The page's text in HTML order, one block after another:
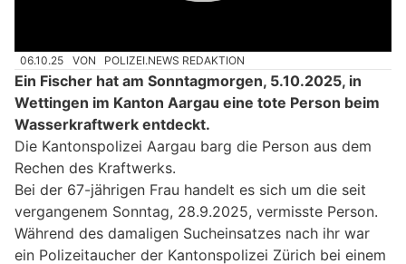
06.10.25 VON POLIZEI.NEWS REDAKTION
Ein Fischer hat am Sonntagmorgen, 5.10.2025, in
Wettingen im Kanton Aargau eine tote Person beim
Wasserkraftwerk entdeckt.
Die Kantonspolizei Aargau barg die Person aus dem
Rechen des Kraftwerks.
Bei der 67-jährigen Frau handelt es sich um die seit
vergangenem Sonntag, 28.9.2025, vermisste Person.
Während des damaligen Sucheinsatzes nach ihr war
ein Polizeitaucher der Kantonspolizei Zürich bei einem